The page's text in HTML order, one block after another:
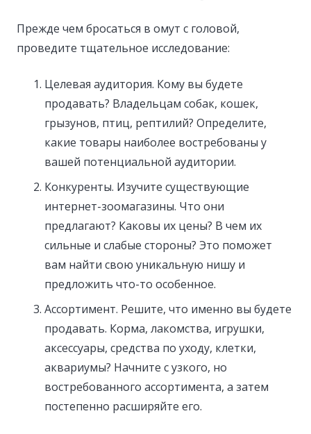
Прежде чем бросаться в омут с головой,
проведите тщательное исследование:
Целевая аудитория. Кому вы будете
продавать? Владельцам собак, кошек,
грызунов, птиц, рептилий? Определите,
какие товары наиболее востребованы у
вашей потенциальной аудитории.
Конкуренты. Изучите существующие
интернет-зоомагазины. Что они
предлагают? Каковы их цены? В чем их
сильные и слабые стороны? Это поможет
вам найти свою уникальную нишу и
предложить что-то особенное.
Ассортимент. Решите, что именно вы будете
продавать. Корма, лакомства, игрушки,
аксессуары, средства по уходу, клетки,
аквариумы? Начните с узкого, но
востребованного ассортимента, а затем
постепенно расширяйте его.